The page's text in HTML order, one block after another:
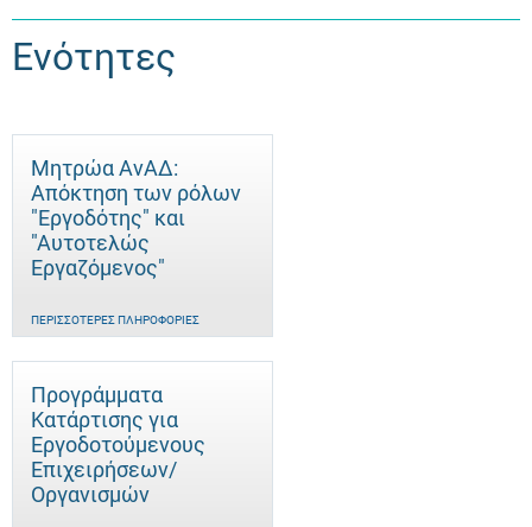
Ενότητες
Μητρώα ΑνΑΔ:
Απόκτηση των ρόλων
"Εργοδότης" και
"Αυτοτελώς
Eργαζόμενος"
ΠΕΡΙΣΣΌΤΕΡΕΣ ΠΛΗΡΟΦΟΡΊΕΣ
Προγράμματα
Κατάρτισης για
Εργοδοτούμενους
Επιχειρήσεων/
Οργανισμών